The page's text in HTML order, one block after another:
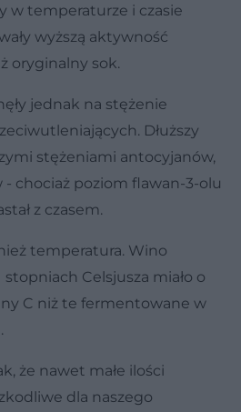
w temperaturze i czasie
wyższą aktywność
oryginalny sok.
jednak na stężenie
Dłuższy
stężeniami antocyjanów,
chociaż poziom flawan-3-olu
z czasem.
temperatura. Wino
Celsjusza miało o
C niż te fermentowane w
że nawet małe ilości
dla naszego